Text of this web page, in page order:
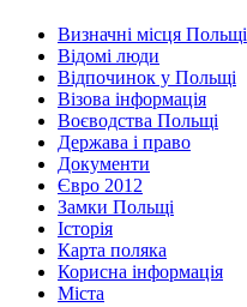
Визначні місця Польщі
Відомі люди
Відпочинок у Польщі
Візова інформація
Воєводства Польщі
Держава і право
Документи
Євро 2012
Замки Польщі
Історія
Карта поляка
Корисна інформація
Міста